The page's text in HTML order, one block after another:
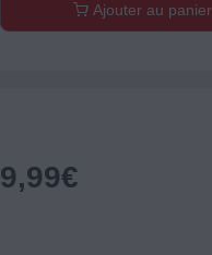
Ajouter au panier
9,99€